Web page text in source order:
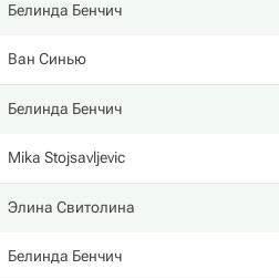
Белинда Бенчич
Ван Синью
Белинда Бенчич
Mika Stojsavljevic
Элина Свитолина
Белинда Бенчич